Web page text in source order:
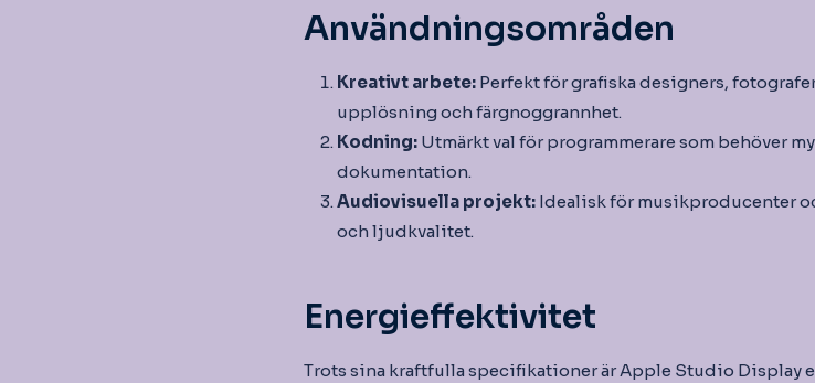
Användningsområden
Kreativt arbete: Perfekt för grafiska designers,
upplösning och färgnoggrannhet.
Kodning: Utmärkt val för programmerare som behöver
dokumentation.
Audiovisuella projekt: Idealisk för musikproducenter
och ljudkvalitet.
Energieffektivitet
Trots sina kraftfulla specifikationer är Apple Studio Display